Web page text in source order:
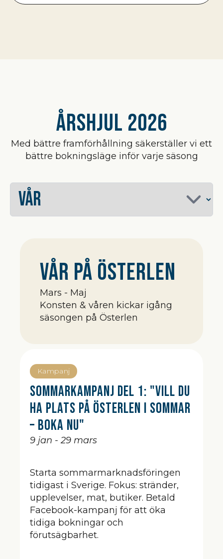
Årshjul 2026
Med bättre framförhållning säkerställer vi ett
bättre bokningsläge inför varje säsong
Vår på Österlen
Mars - Maj
Konsten & våren kickar igång
säsongen på Österlen
Kampanj
Sommarkampanj Del 1: "Vill du
ha plats på Österlen i sommar
– boka nu"
9 jan - 29 mars
Starta sommarmarknadsföringen
tidigast i Sverige. Fokus: stränder,
upplevelser, mat, butiker. Betald
Facebook-kampanj för att öka
tidiga bokningar och
förutsägbarhet.